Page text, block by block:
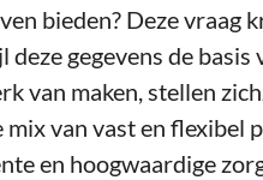
bieden? Deze vraag
gegevens de
van maken, stellen
van vast en flexibel
en hoogwaardige